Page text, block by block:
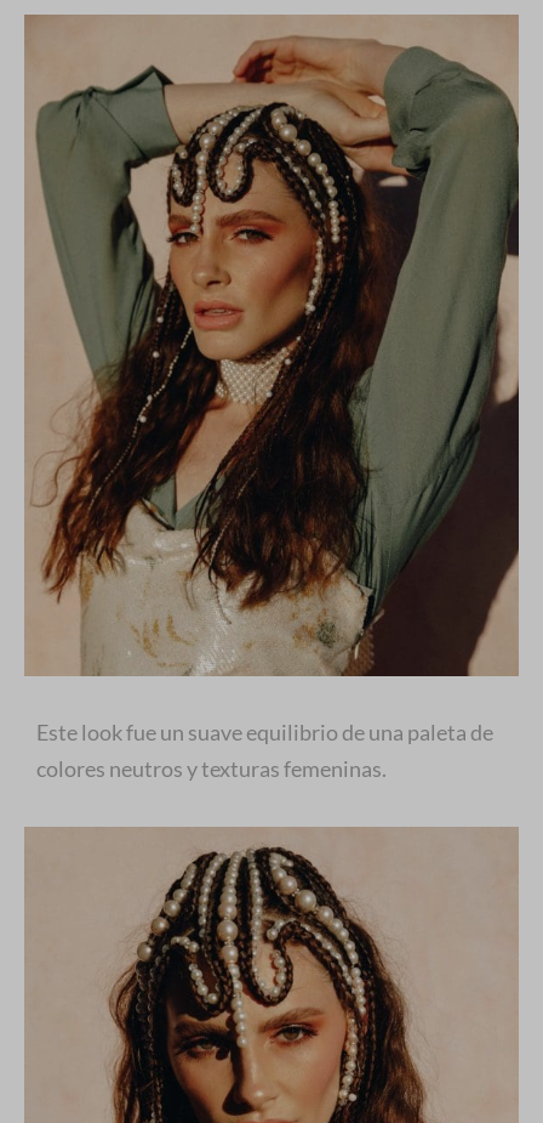
Este look fue un suave equilibrio de una paleta de
colores neutros y texturas femeninas.